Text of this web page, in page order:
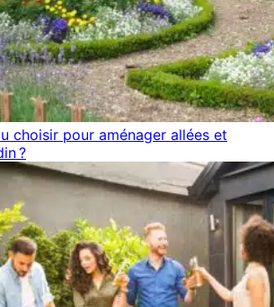
choisir pour aménager allées et
?